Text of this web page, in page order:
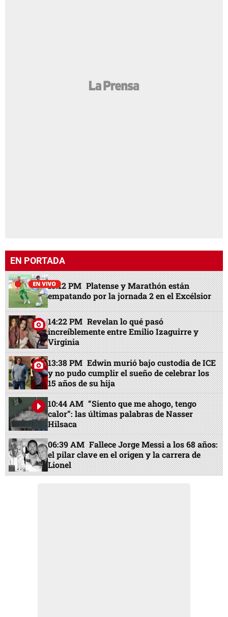
EN PORTADA
13:12 PM Platense y Marathón están
empatando por la jornada 2 en el Excélsior
14:22 PM Revelan lo qué pasó
increíblemente entre Emilio Izaguirre y
Virginia
13:38 PM Edwin murió bajo custodia de ICE
y no pudo cumplir el sueño de celebrar los
15 años de su hija
10:44 AM “Siento que me ahogo, tengo
calor”: las últimas palabras de Nasser
Hilsaca
06:39 AM Fallece Jorge Messi a los 68 años:
el pilar clave en el origen y la carrera de
Lionel